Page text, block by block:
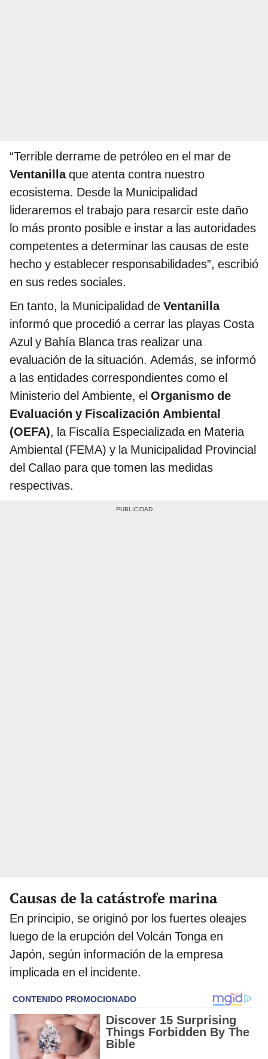
“Terrible derrame de petróleo en el mar de
Ventanillaque atenta contra nuestro
ecosistema. Desde la Municipalidad
lideraremos el trabajo para resarcir este daño
lo más pronto posible e instar a las autoridades
competentes a determinar las causas de este
hecho y establecer responsabilidades”, escribió
en sus redes sociales.
En tanto, la Municipalidad de Ventanilla
informó que procedió a cerrar las playas Costa
Azul y Bahía Blanca tras realizar una
evaluación de la situación. Además, se informó
a las entidades correspondientes como el
Ministerio del Ambiente, el Organismo de
Evaluación y Fiscalización Ambiental
(OEFA), la Fiscalía Especializada en Materia
Ambiental (FEMA) y la Municipalidad Provincial
del Callao para que tomen las medidas
respectivas.
Causas de la catástrofe marina
En principio, se originó por los fuertes oleajes
luego de la erupción del Volcán Tonga en
Japón, según información de la empresa
implicada en el incidente.